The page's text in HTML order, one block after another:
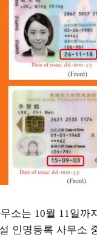
소는 10월 11일까
인명등록 사무소